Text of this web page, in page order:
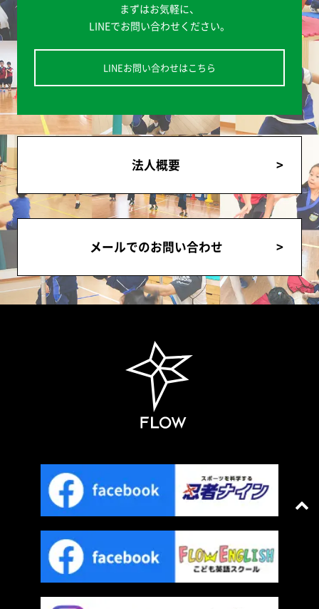
まずはお気軽に、
LINEでお問い合わせください。
LINEお問い合わせはこちら
法人概要
メールでのお問い合わせ